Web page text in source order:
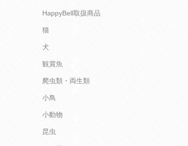
HappyBell取扱商品
猫
犬
観賞魚
爬虫類・両生類
小鳥
小動物
昆虫